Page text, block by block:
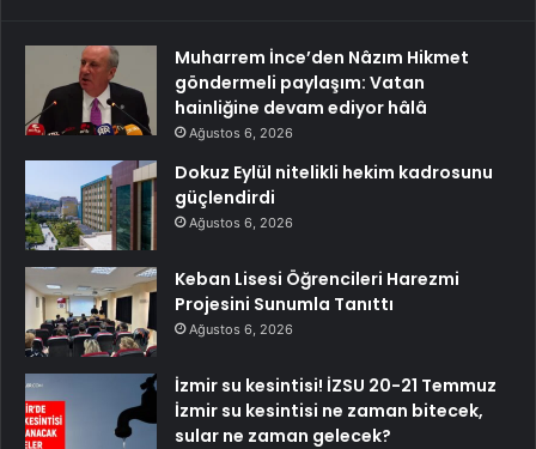
Muharrem İnce’den Nâzım Hikmet
göndermeli paylaşım: Vatan
hainliğine devam ediyor hâlâ
Ağustos 6, 2026
Dokuz Eylül nitelikli hekim kadrosunu
güçlendirdi
Ağustos 6, 2026
Keban Lisesi Öğrencileri Harezmi
Projesini Sunumla Tanıttı
Ağustos 6, 2026
İzmir su kesintisi! İZSU 20-21 Temmuz
İzmir su kesintisi ne zaman bitecek,
sular ne zaman gelecek?